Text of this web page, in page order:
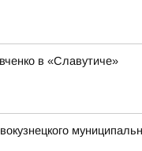
в «Славутиче»